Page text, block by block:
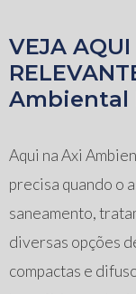
VEJA AQUI
Ambiental
Aqui na Axi
precisa quando o
saneamento,
diversas opções
compactas e